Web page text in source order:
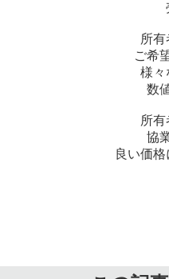
所
ご希
様々
数
所有
協
良い価格